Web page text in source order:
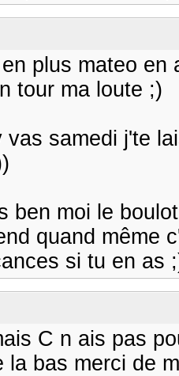
plus mateo
tour ma loute ;)
vas samedi j'te
ben moi le
quand même
si tu en as
C n ais pas
la bas merci de